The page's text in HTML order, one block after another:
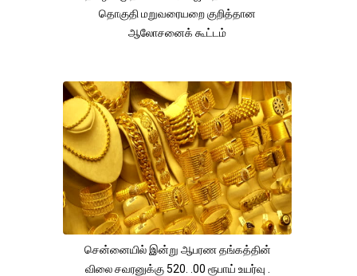
தொகுதி மறுவரையறை குறித்தான
ஆலோசனைக் கூட்டம்
சென்னையில் இன்று ஆபரண தங்கத்தின்
விலை சவரனுக்கு 520. .00 ரூபாய் உயர்வு .